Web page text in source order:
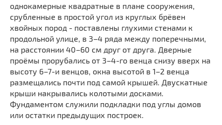
однокамерные квадратные в плане сооружения,
срубленные в простой угол из круглых брёвен
хвойных пород - поставлены глухими стенами к
продольной улице, в 3–4 ряда между поперечными,
на расстоянии 40–60 см друг от друга. Дверные
проёмы прорубались от 3–4-го венца снизу вверх на
высоту 6–7-и венцов, окна высотой в 1–2 венца
размещались почти под самой крышей. Двускатные
крыши накрывались колотыми досками.
Фундаментом служили подкладки под углы домов
или остатки предыдущих построек.